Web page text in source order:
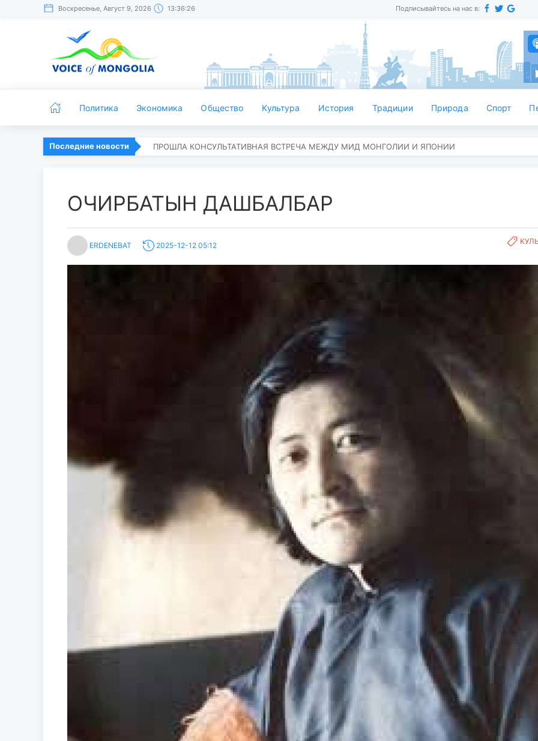
Воскресенье, Август 9, 2026 13:36:27 Подписывайтесь на нас в:
Политика Экономика Общество Kультура История Традиции Природа Спорт
Последние новости ПРОШЛА КОНСУЛЬТАТИВНАЯ ВСТРЕЧА МЕЖДУ МИД МОНГОЛИИ И ЯПОНИИ
ОЧИРБАТЫН ДАШБАЛБАР
ERDENEBAT 2025-12-12 05:12